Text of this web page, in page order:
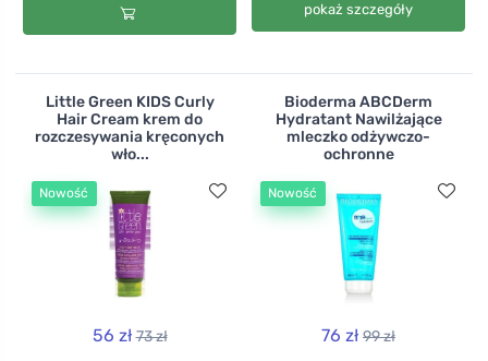
pokaż szczegóły
Little Green KIDS Curly
Hair Cream krem do
rozczesywania kręconych
wło...
Nowość
56 zł 73 zł
Bioderma ABCDerm
Hydratant Nawilżające
mleczko odżywczo-
ochronne
Nowość
76 zł 99 zł